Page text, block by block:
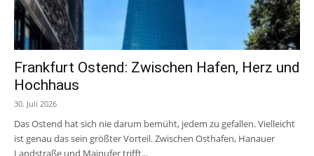
Frankfurt Ostend: Zwischen Hafen, Herz und
Hochhaus
30. Juli 2026
Das Ostend hat sich nie darum bemüht, jedem zu gefallen. Vielleicht
ist genau das sein größter Vorteil. Zwischen Osthafen, Hanauer
Landstraße und Mainufer trifft...